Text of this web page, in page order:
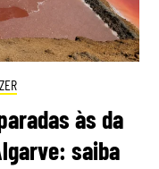
às da
saiba